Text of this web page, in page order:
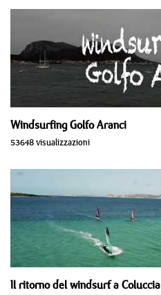
Windsurfing Golfo Aranci
53648 visualizzazioni
Il ritorno del windsurf a Coluccia